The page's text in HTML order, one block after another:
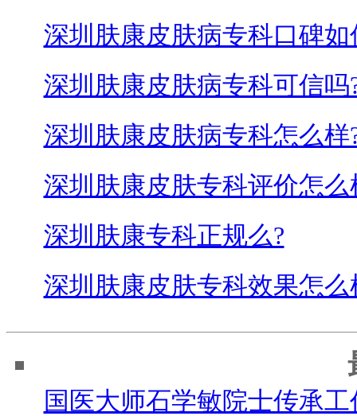
深圳肤康皮肤病专科口碑如
深圳肤康皮肤病专科可信吗
深圳肤康皮肤病专科怎么样
深圳肤康皮肤专科评价怎么
深圳肤康专科正规么?
深圳肤康皮肤专科效果怎么
国医大师石学敏院士传承